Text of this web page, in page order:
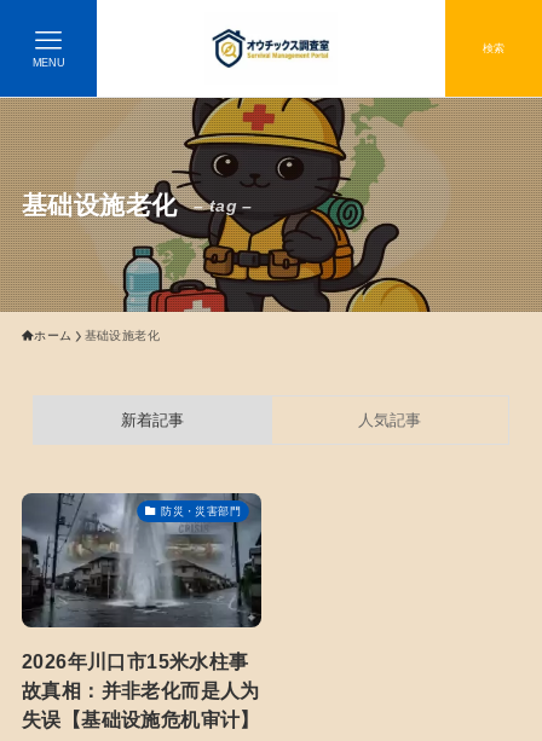
検索
MENU
基础设施老化 – tag –
ホーム 基础设施老化
新着記事 人気記事
防災・災害部門
2026年川口市15米水柱事
故真相：并非老化而是人为
失误【基础设施危机审计】